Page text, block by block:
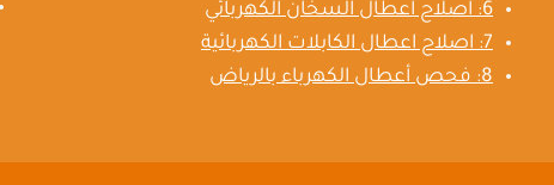
6: اصلاح اعطال السخان الكهربائي
7: اصلاح اعطال الكابلات الكهربائية
8: فحص أعطال الكهرباء بالرياض